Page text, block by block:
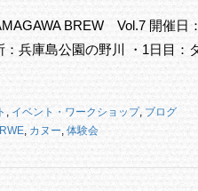
BREW Vol.7 開催日
兵庫島公園の野川 ・1日目：
, イベント・ワークショップ, ブログ
, カヌー, 体験会